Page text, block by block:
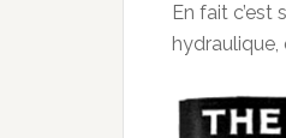
En fait
hydraulique,